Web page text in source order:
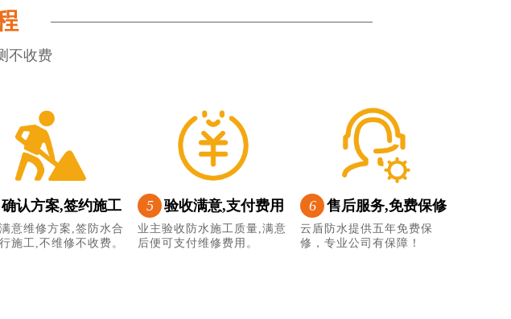
不收费
确认方案,签约施工
意维修方案,签防水合
施工,不维修不收费。
5 验收满意,支付费用
业主验收防水施工质量,满意
后便可支付维修费用。
6 售后服务,免费保修
云盾防水提供五年免费保
修，专业公司有保障！